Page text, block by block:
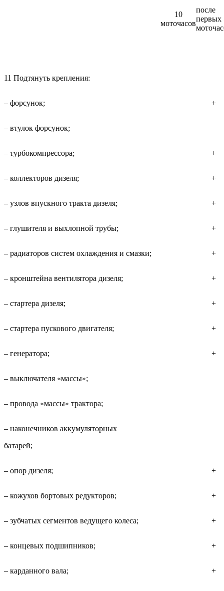
10
моточасов
после
первых
11 Подтянуть крепления:
– форсунок; +
– втулок форсунок;
– турбокомпрессора; +
– коллекторов дизеля; +
– узлов впускного тракта дизеля; +
– глушителя и выхлопной трубы; +
– радиаторов систем охлаждения и смазки; +
– кронштейна вентилятора дизеля; +
– стартера дизеля; +
– стартера пускового двигателя; +
– генератора; +
– выключателя «массы»;
– провода «массы» трактора;
– наконечников аккумуляторных
батарей;
– опор дизеля; +
– кожухов бортовых редукторов; +
– зубчатых сегментов ведущего колеса; +
– концевых подшипников; +
– карданного вала; +